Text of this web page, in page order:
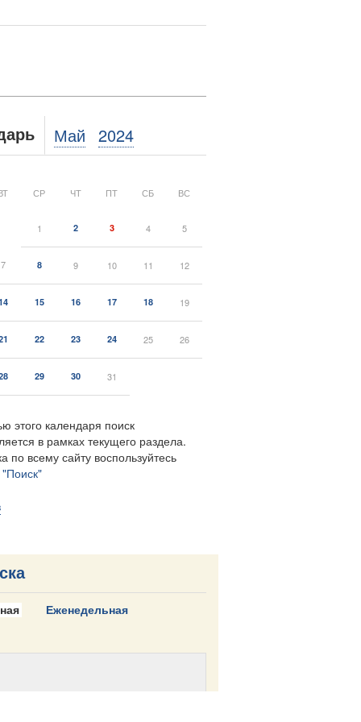
Май 2024
СР ЧТ ПТ СБ ВС
1 2 3 4 5
7 8 9 10 11 12
15 16 17 18 19
22 23 24 25 26
29 30 31
этого календаря поиск
в рамках текущего раздела.
по всему сайту воспользуйтесь
"Поиск"
Еженедельная